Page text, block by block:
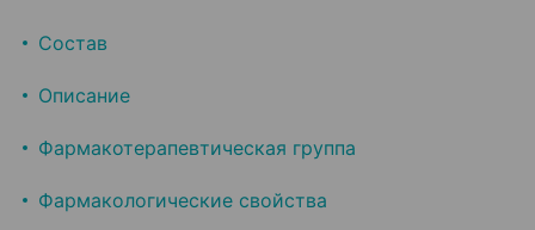
Состав
Описание
Фармакотерапевтическая группа
Фармакологические свойства